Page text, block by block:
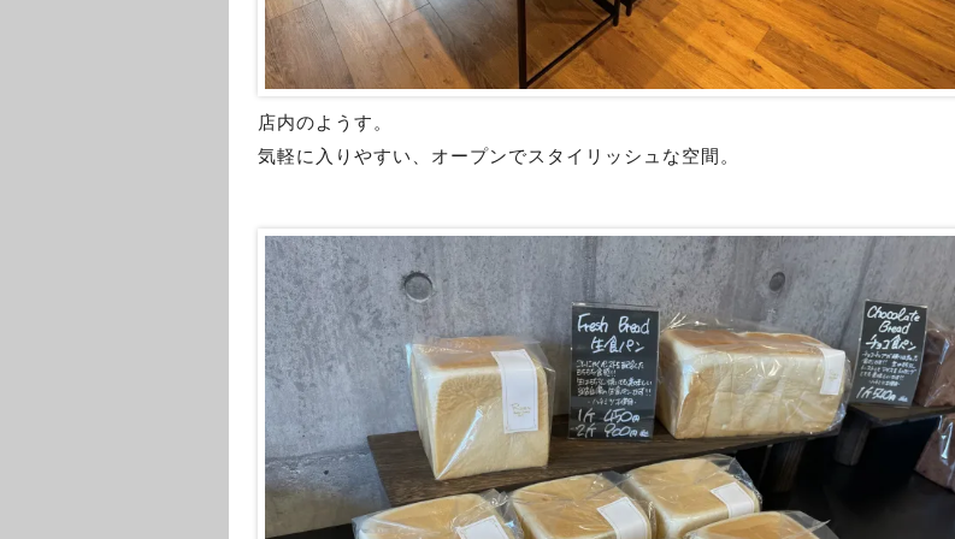
店内のようす。
気軽に入りやすい、オープンでスタイリッシュな空間。